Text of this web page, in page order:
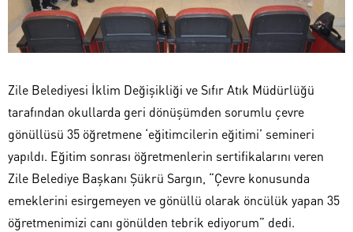
Zile Belediyesi İklim Değişikliği ve Sıfır Atık Müdürlüğü
tarafından okullarda geri dönüşümden sorumlu çevre
gönüllüsü 35 öğretmene ‘eğitimcilerin eğitimi’ semineri
yapıldı. Eğitim sonrası öğretmenlerin sertifikalarını veren
Zile Belediye Başkanı Şükrü Sargın, “Çevre konusunda
emeklerini esirgemeyen ve gönüllü olarak öncülük yapan 35
öğretmenimizi canı gönülden tebrik ediyorum” dedi.